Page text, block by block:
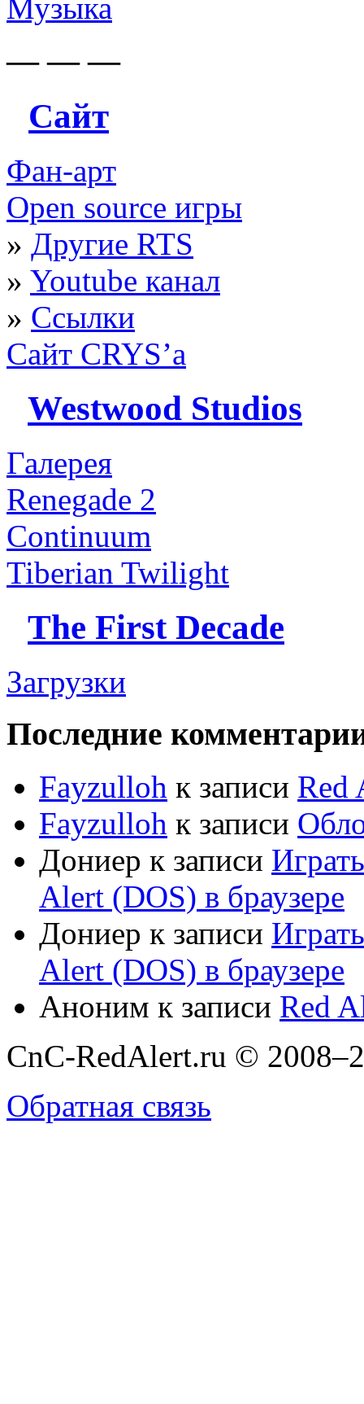
Музыка
— — —
Сайт
Фан-арт
Open source игры
» Другие RTS
» Youtube канал
» Ссылки
Сайт CRYS’а
Westwood Studios
Галерея
Renegade 2
Continuum
Tiberian Twilight
The First Decade
Загрузки
Последние
Fayzulloh к записи Red
Fayzulloh к записи
Дониер к записи
Alert (DOS) в браузере
Дониер к записи
Alert (DOS) в браузере
Аноним к записи Red
CnC-RedAlert.ru ©
Обратная связь